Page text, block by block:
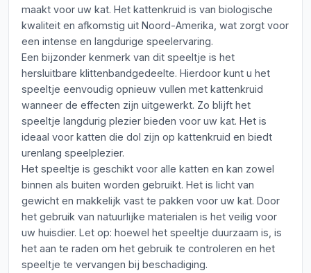
maakt voor uw kat. Het kattenkruid is van biologische
kwaliteit en afkomstig uit Noord-Amerika, wat zorgt voor
een intense en langdurige speelervaring.
Een bijzonder kenmerk van dit speeltje is het
hersluitbare klittenbandgedeelte. Hierdoor kunt u het
speeltje eenvoudig opnieuw vullen met kattenkruid
wanneer de effecten zijn uitgewerkt. Zo blijft het
speeltje langdurig plezier bieden voor uw kat. Het is
ideaal voor katten die dol zijn op kattenkruid en biedt
urenlang speelplezier.
Het speeltje is geschikt voor alle katten en kan zowel
binnen als buiten worden gebruikt. Het is licht van
gewicht en makkelijk vast te pakken voor uw kat. Door
het gebruik van natuurlijke materialen is het veilig voor
uw huisdier. Let op: hoewel het speeltje duurzaam is, is
het aan te raden om het gebruik te controleren en het
speeltje te vervangen bij beschadiging.